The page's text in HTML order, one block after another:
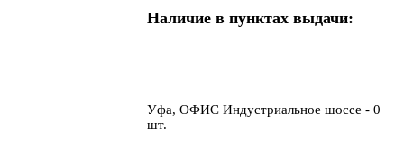
Наличие в пунктах выдачи:
Уфа, ОФИС Индустриальное шоссе - 0
шт.